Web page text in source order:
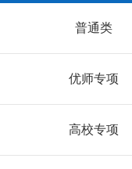
普通类
优师专项
高校专项